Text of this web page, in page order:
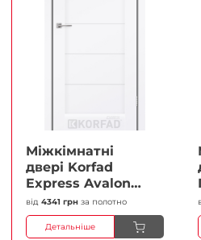
Міжкімнатні
двері Korfad
Express Avalon
Білий мат
Кристал
Антискретч
від 4341 грн за полотно
Детальніше